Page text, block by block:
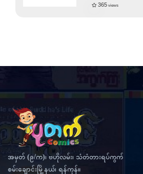
365 views
အမှတ် (၉/က)၊ ဗဟိုလမ်း၊ သံတံတားရပ်ကွက်
စမ်းချောင်းမြို့နယ်၊ ရန်ကုန်။